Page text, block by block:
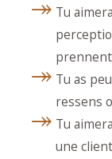
Tu
Tu as
ressens
Tu
une